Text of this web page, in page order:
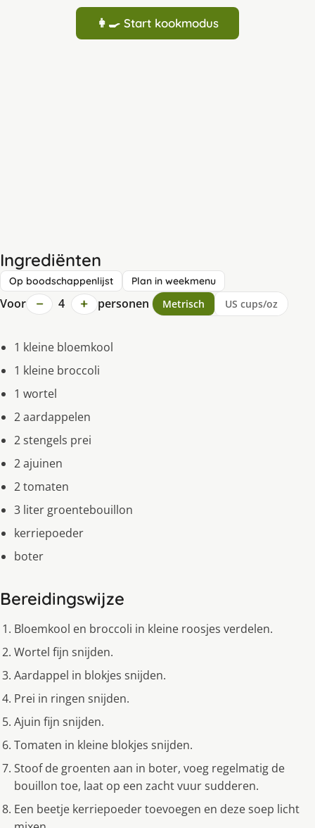
👩‍🍳 Start kookmodus
Ingrediënten
Op boodschappenlijst Plan in weekmenu
Voor − 4 + personen Metrisch US cups/oz
1 kleine bloemkool
1 kleine broccoli
1 wortel
2 aardappelen
2 stengels prei
2 ajuinen
2 tomaten
3 liter groentebouillon
kerriepoeder
boter
Bereidingswijze
Bloemkool en broccoli in kleine roosjes verdelen.
Wortel fijn snijden.
Aardappel in blokjes snijden.
Prei in ringen snijden.
Ajuin fijn snijden.
Tomaten in kleine blokjes snijden.
Stoof de groenten aan in boter, voeg regelmatig de
bouillon toe, laat op een zacht vuur sudderen.
Een beetje kerriepoeder toevoegen en deze soep licht